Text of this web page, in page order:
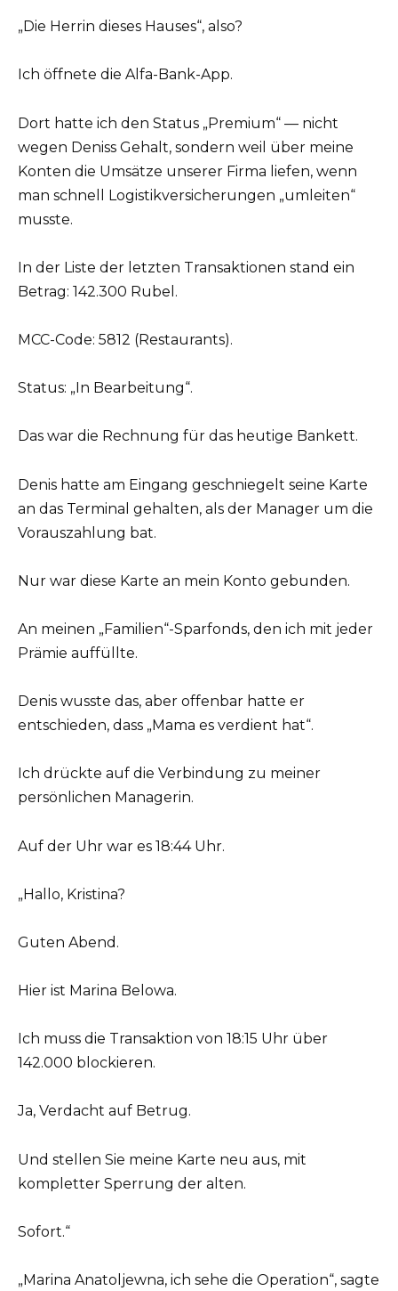
„Die Herrin dieses Hauses“, also?
Ich öffnete die Alfa-Bank-App.
Dort hatte ich den Status „Premium“ — nicht
wegen Deniss Gehalt, sondern weil über meine
Konten die Umsätze unserer Firma liefen, wenn
man schnell Logistikversicherungen „umleiten“
musste.
In der Liste der letzten Transaktionen stand ein
Betrag: 142.300 Rubel.
MCC-Code: 5812 (Restaurants).
Status: „In Bearbeitung“.
Das war die Rechnung für das heutige Bankett.
Denis hatte am Eingang geschniegelt seine Karte
an das Terminal gehalten, als der Manager um die
Vorauszahlung bat.
Nur war diese Karte an mein Konto gebunden.
An meinen „Familien“-Sparfonds, den ich mit jeder
Prämie auffüllte.
Denis wusste das, aber offenbar hatte er
entschieden, dass „Mama es verdient hat“.
Ich drückte auf die Verbindung zu meiner
persönlichen Managerin.
Auf der Uhr war es 18:44 Uhr.
„Hallo, Kristina?
Guten Abend.
Hier ist Marina Belowa.
Ich muss die Transaktion von 18:15 Uhr über
142.000 blockieren.
Ja, Verdacht auf Betrug.
Und stellen Sie meine Karte neu aus, mit
kompletter Sperrung der alten.
Sofort.“
„Marina Anatoljewna, ich sehe die Operation“, sagte